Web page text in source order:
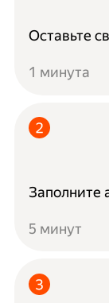
Оставьте
1 минута
Заполните
5 минут